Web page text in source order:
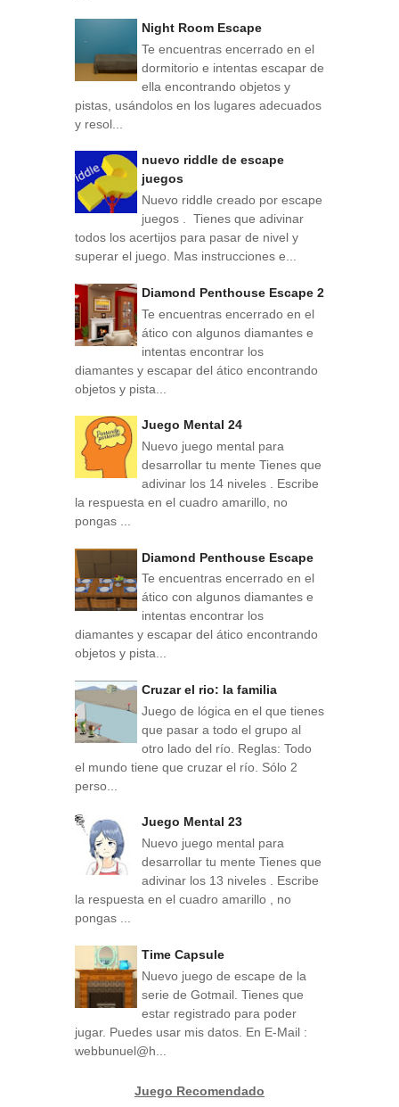
Night Room Escape
Te encuentras encerrado en el
dormitorio e intentas escapar de
ella encontrando objetos y
pistas, usándolos en los lugares adecuados
y resol...
nuevo riddle de escape
juegos
Nuevo riddle creado por escape
juegos . Tienes que adivinar
todos los acertijos para pasar de nivel y
superar el juego. Mas instrucciones e...
Diamond Penthouse Escape 2
Te encuentras encerrado en el
ático con algunos diamantes e
intentas encontrar los
diamantes y escapar del ático encontrando
objetos y pista...
Juego Mental 24
Nuevo juego mental para
desarrollar tu mente Tienes que
adivinar los 14 niveles . Escribe
la respuesta en el cuadro amarillo, no
pongas ...
Diamond Penthouse Escape
Te encuentras encerrado en el
ático con algunos diamantes e
intentas encontrar los
diamantes y escapar del ático encontrando
objetos y pista...
Cruzar el rio: la familia
Juego de lógica en el que tienes
que pasar a todo el grupo al
otro lado del río. Reglas: Todo
el mundo tiene que cruzar el río. Sólo 2
perso...
Juego Mental 23
Nuevo juego mental para
desarrollar tu mente Tienes que
adivinar los 13 niveles . Escribe
la respuesta en el cuadro amarillo , no
pongas ...
Time Capsule
Nuevo juego de escape de la
serie de Gotmail. Tienes que
estar registrado para poder
jugar. Puedes usar mis datos. En E-Mail :
webbunuel@h...
Juego Recomendado